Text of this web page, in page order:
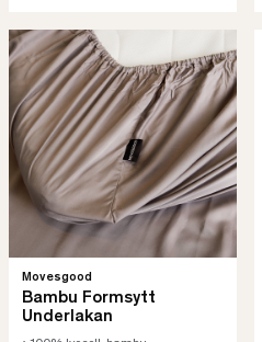
Movesgood
Bambu Formsytt
Underlakan